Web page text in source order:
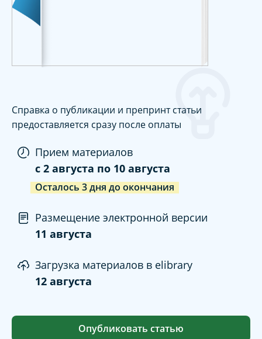
Справка о публикации и препринт статьи
предоставляется сразу после оплаты
Прием материалов
c 2 августа по 10 августа
Осталось 3дня до окончания
Размещение электронной версии
11 августа
Загрузка материалов в elibrary
12 августа
Опубликовать статью